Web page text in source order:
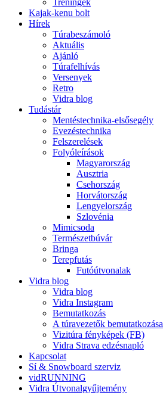
Kajak-kenu bolt
Hírek
Túrabeszámoló
Aktuális
Ajánló
Túrafelhívás
Versenyek
Retro
Vidra blog
Tudástár
Mentéstechnika-elsősegély
Evezéstechnika
Felszerelések
Folyóleírások
Magyarország
Ausztria
Csehország
Horvátország
Lengyelország
Szlovénia
Mimicsoda
Természetbúvár
Bringa
Terepfutás
Futóútvonalak
Vidra blog
Vidra blog
Vidra Instagram
Bemutatkozás
A túravezetők bemutatkozása
Vizitúra fényképek (FB)
Vidra Strava edzésnapló
Kapcsolat
Sí & Snowboard szerviz
vidRUNNING
Vidra Útvonalgyűjtemény